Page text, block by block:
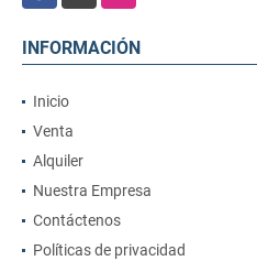
INFORMACIÓN
Inicio
Venta
Alquiler
Nuestra Empresa
Contáctenos
Políticas de privacidad